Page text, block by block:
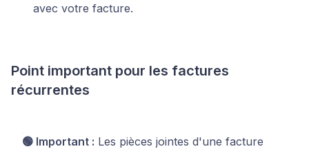
avec votre facture.
Point important pour les factures
récurrentes
🟢 Important : Les pièces jointes d'une facture